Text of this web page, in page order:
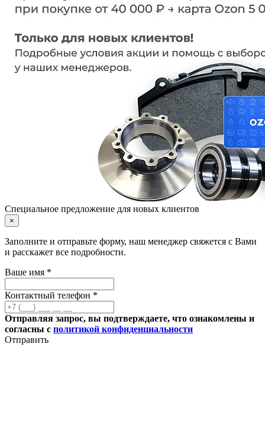
Специальное предложение для новых клиентов
×
Заполните и отправьте форму, наш менеджер свяжется с Вами
и расскажет все подробности.
Ваше имя *
Контактный телефон *
Отправляя запрос, вы подтверждаете, что ознакомлены и
согласны с политикой конфиденциальности
Отправить